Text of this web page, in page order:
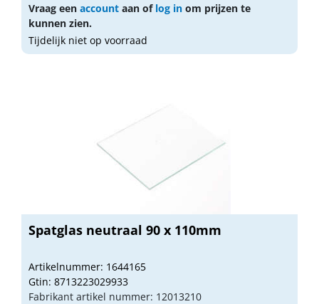
Vraag een account aan of log in om prijzen te
kunnen zien.
Tijdelijk niet op voorraad
Spatglas neutraal 90 x 110mm
Artikelnummer: 1644165
Gtin: 8713223029933
Fabrikant artikel nummer: 12013210